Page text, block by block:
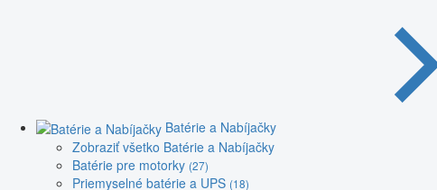
Batérie a Nabíjačky
Zobraziť všetko Batérie a Nabíjačky
Batérie pre motorky (27)
Priemyselné batérie a UPS (18)